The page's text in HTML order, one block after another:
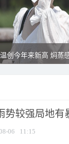
创今年来新高 焖蒸
势较强局地有
06 11:15